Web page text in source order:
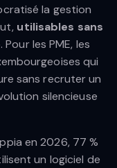
la gestion
utilisables sans
. Pour les PME, les
qui
sans recruter un
silencieuse
en 2026, 77 %
un logiciel de